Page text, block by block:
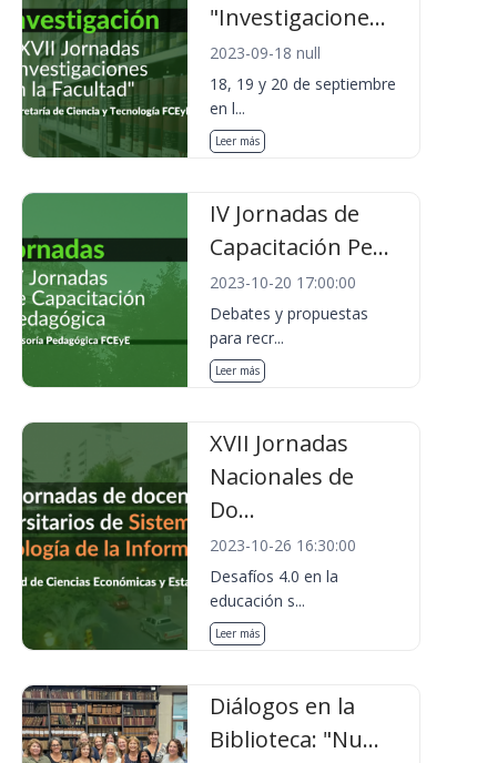
"Investigacione...
2023-09-18 null
18, 19 y 20 de septiembre
en l...
Leer más
IV Jornadas de
Capacitación Pe...
2023-10-20 17:00:00
Debates y propuestas
para recr...
Leer más
XVII Jornadas
Nacionales de
Do...
2023-10-26 16:30:00
Desafíos 4.0 en la
educación s...
Leer más
Diálogos en la
Biblioteca: "Nu...